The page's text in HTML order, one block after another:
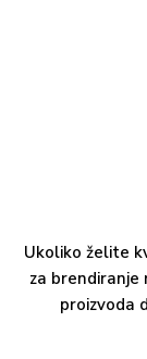
Ukoliko želite
za
proizvoda